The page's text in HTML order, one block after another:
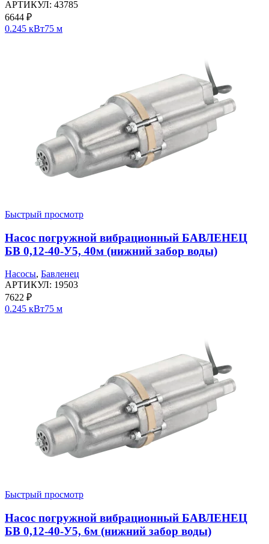
АРТИКУЛ: 43785
6644 ₽
0.245 кВт75 м
Быстрый просмотр
Насос погружной вибрационный БАВЛЕНЕЦ
БВ 0,12-40-У5, 40м (нижний забор воды)
Насосы, Бавленец
АРТИКУЛ: 19503
7622 ₽
0.245 кВт75 м
Быстрый просмотр
Насос погружной вибрационный БАВЛЕНЕЦ
БВ 0,12-40-У5, 6м (нижний забор воды)